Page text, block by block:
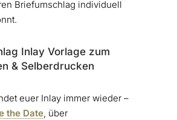
Briefumschlag individuell
Inlay Vorlage zum
& Selberdrucken
euer Inlay immer wieder –
the Date, über